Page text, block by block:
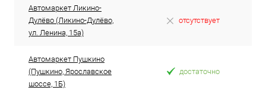
Автомаркет Ликино-
Дулёво (Ликино-Дулёво,
ул. Ленина, 15а)
отсутствует
Автомаркет Пушкино
(Пушкино, Ярославское
шоссе, 1Б)
достаточно